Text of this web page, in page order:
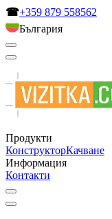
☎+359 879 558562
България
Продукти
КонструкторКачване
Информация
Контакти